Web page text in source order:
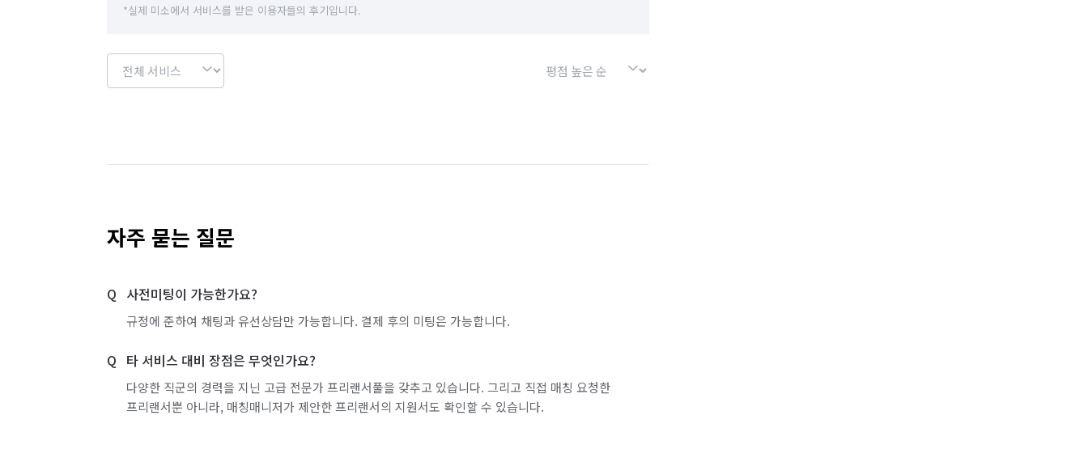
*실제 미소에서 서비스를 받은 이용자들의 후기입니다.
자주 묻는 질문
사전미팅이 가능한가요?
규정에 준하여 채팅과 유선상담만 가능합니다. 결제 후의 미팅은 가능합니다.
타 서비스 대비 장점은 무엇인가요?
다양한 직군의 경력을 지닌 고급 전문가 프리랜서풀을 갖추고 있습니다. 그리고 직접 매칭 요청한
프리랜서뿐 아니라, 매칭매니저가 제안한 프리랜서의 지원서도 확인할 수 있습니다.